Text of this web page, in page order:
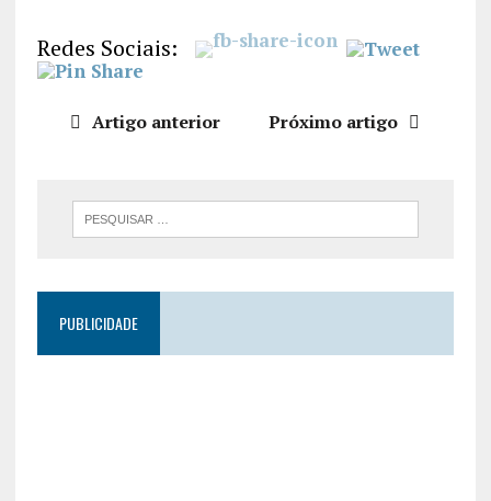
INCORPO
RAR
Redes Sociais:
Artigo anterior Próximo artigo
PUBLICIDADE